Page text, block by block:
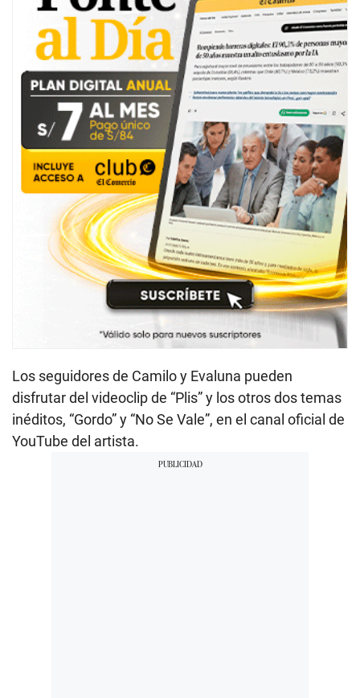
Los seguidores de Camilo y Evaluna pueden
disfrutar del videoclip de “Plis” y los otros dos temas
inéditos, “Gordo” y “No Se Vale”, en el canal oficial de
YouTube del artista.